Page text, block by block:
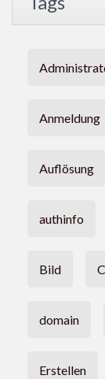
Anmeldung
Auflösung
authinfo
Bild
domain
Erstellen